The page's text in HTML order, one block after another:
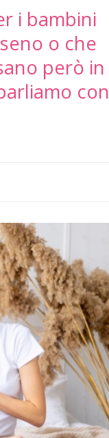
i bambini
o che
però in
con